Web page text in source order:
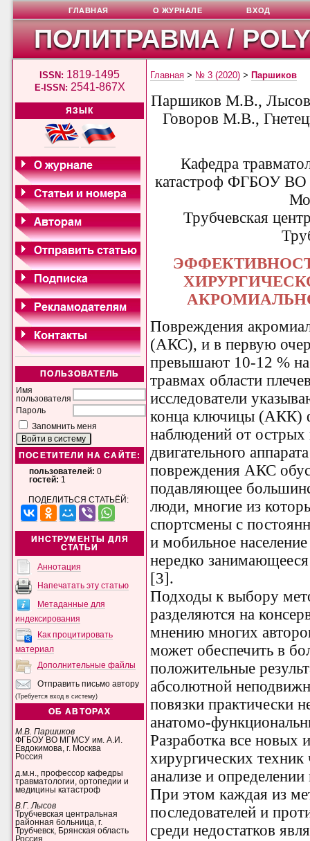
ПОЛИТРАВМА /
ISSN: 1819-1495
E-ISSN: 2541-867X
ЯЗЫК
ПОЛЬЗОВАТЕЛЬ
Имя
пользователя
Пароль
Запомнить меня
ПОСЕТИТЕЛИ НА САЙТЕ:
пользователей: 0
гостей: 1
ПОДЕЛИТЬСЯ СТАТЬЁЙ:
ИНСТРУМЕНТЫ ДЛЯ
СТАТЬИ
Аннотация
Напечатать эту статью
Метаданные для
индексирования
Как процитировать
материал
Дополнительные файлы
Отправить письмо автору
(Требуется вход в систему)
ОБ АВТОРАХ
М.В. Паршиков
ФГБОУ ВО МГМСУ им. А.И.
Евдокимова, г. Москва
Россия
д.м.н., профессор кафедры
травматологии, ортопедии и
медицины катастроф
В.Г. Лысов
Трубчевская центральная
районная больница, г.
Трубчевск, Брянская область
Россия
ГЛАВНАЯ О ЖУРНАЛЕ ВХОД
Главная > № 3 (2020) > Паршиков
Паршиков М.В.,
Говоров М.В.,
Кафедра
катастроф ФГБОУ ВО
Трубчевская
Повреждения
(АКС), и в первую
превышают 10-12 %
травмах области
исследователи
конца ключицы (АКК)
наблюдений от
двигательного
повреждения АКС
подавляющее
люди, многие из
спортсмены с
и мобильное
нередко
[3].
Подходы к выбору
разделяются на
мнению многих
может обеспечить в
положительные
абсолютной
повязки практически
анатомо-
Разработка все новых
хирургических техник
анализе и
При этом каждая из
последователей и
среди недостатков